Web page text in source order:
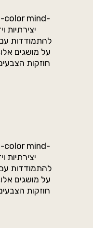
יצירתיות
להתמודדות
על מושגים
חוזקות
יצירתיות
להתמודדות
על מושגים
חוזקות